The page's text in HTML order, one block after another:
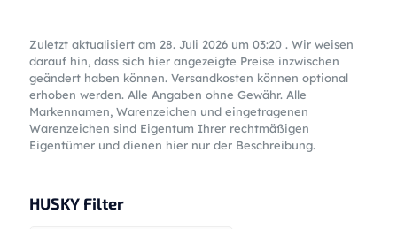
Zuletzt aktualisiert am 28. Juli 2026 um 03:20 . Wir weisen
darauf hin, dass sich hier angezeigte Preise inzwischen
geändert haben können. Versandkosten können optional
erhoben werden. Alle Angaben ohne Gewähr. Alle
Markennamen, Warenzeichen und eingetragenen
Warenzeichen sind Eigentum Ihrer rechtmäßigen
Eigentümer und dienen hier nur der Beschreibung.
HUSKY Filter